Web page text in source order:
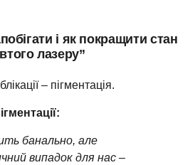
і як покращити стан
лазеру”
– пігментація.
банально, але
випадок для нас –